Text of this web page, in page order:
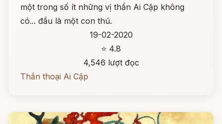
một trong số ít những vị thần Ai Cập không
có... đầu là một con thú.
19-02-2020
⭐ 4.8
4,546 lượt đọc
Thần thoại Ai Cập